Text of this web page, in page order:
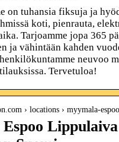
on tuhansia fiksuja ja
koti, pienrauta,
Tarjoamme jopa 365
ja vähintään kahden
neuvoo
Tervetuloa!
› locations › myymala-